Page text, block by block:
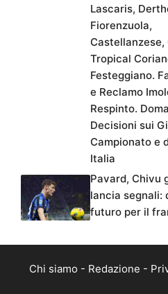
Lascaris,
Fiorenzuola,
Castellanzese,
Tropical
Festeggiano.
e Reclamo
Respinto.
Decisioni sui
Campionato e
Italia
Pavard, Chivu
lancia segnali:
futuro per il
Chi siamo - Redazione -